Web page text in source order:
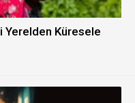
Yerelden Küresele